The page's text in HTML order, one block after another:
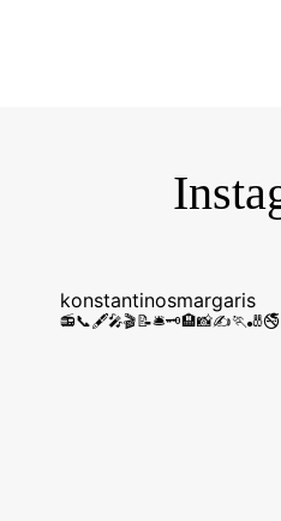
konstantinosmargaris
📻📞🖋️🎤🎬📝🛎️🗝️🏨📸✍️🏃🎳🚭